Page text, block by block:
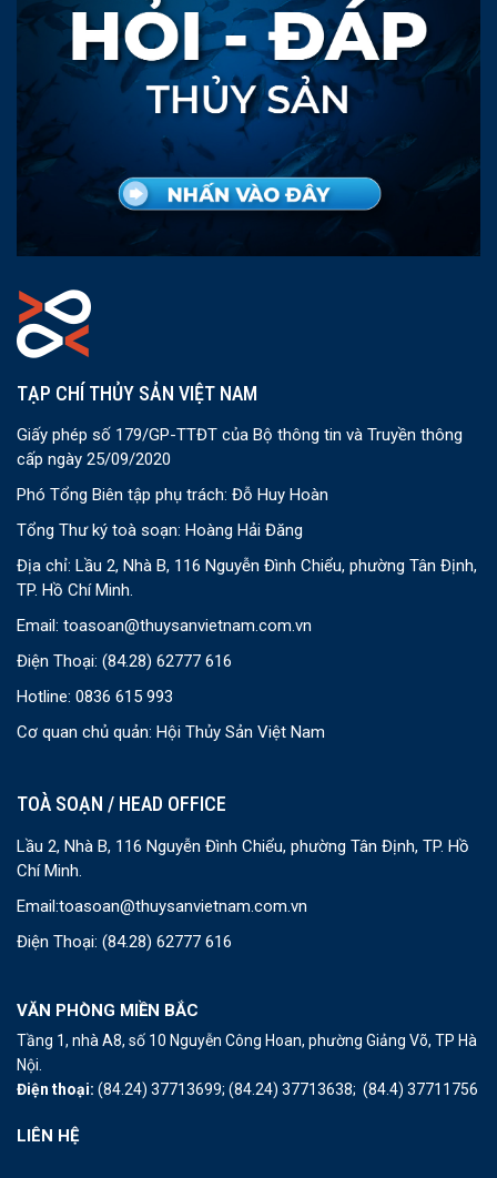
TẠP CHÍ THỦY SẢN VIỆT NAM
Giấy phép số 179/GP-TTĐT của Bộ thông tin và Truyền thông
cấp ngày 25/09/2020
Phó Tổng Biên tập phụ trách: Đỗ Huy Hoàn
Tổng Thư ký toà soạn: Hoàng Hải Đăng
Địa chỉ: Lầu 2, Nhà B, 116 Nguyễn Đình Chiểu, phường Tân Định,
TP. Hồ Chí Minh.
Email: toasoan@thuysanvietnam.com.vn
Điện Thoại: (84.28) 62777 616
Hotline: 0836 615 993
Cơ quan chủ quản: Hội Thủy Sản Việt Nam
TOÀ SOẠN / HEAD OFFICE
Lầu 2, Nhà B, 116 Nguyễn Đình Chiểu, phường Tân Định, TP. Hồ
Chí Minh.
Email:toasoan@thuysanvietnam.com.vn
Điện Thoại: (84.28) 62777 616
VĂN PHÒNG MIỀN BẮC
Tầng 1, nhà A8, số 10 Nguyễn Công Hoan, phường Giảng Võ, TP Hà
Nội.
Điện thoại: (84.24) 37713699; (84.24) 37713638; (84.4) 37711756
LIÊN HỆ